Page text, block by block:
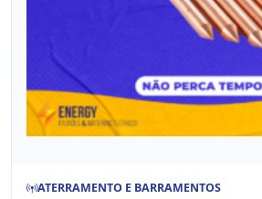
ATERRAMENTO E BARRAMENTOS